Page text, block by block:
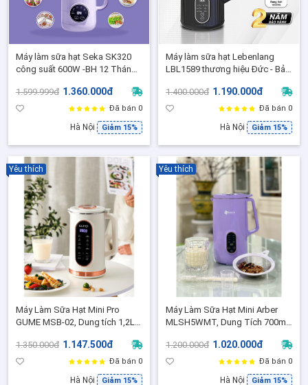
Máy làm sữa hạt Seka SK320
công suất 600W -BH 12 Tháng -
1.599.999đ 1.360.000đ
Đã bán 0
Hà Nội Giảm 15%
Máy làm sữa hạt Lebenlang
LBL1589 thương hiệu Đức - Bảo
1.400.000đ 1.190.000đ
Đã bán 0
Hà Nội Giảm 15%
Máy Làm Sữa Hạt Mini Pro
GUME MSB-02, Dung tích 1,2L -
1.350.000đ 1.147.500đ
Đã bán 0
Hà Nội Giảm 15%
Yêu thích
Máy Làm Sữa Hạt Mini Arber
MLSH5WMT, Dung Tích 700ml,
Việt dễ sử dụng
1.200.000đ 1.020.000đ
Đã bán 0
Hà Nội Giảm 15%
Yêu thích